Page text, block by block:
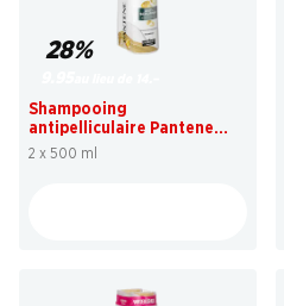
28%
Shampooing
antipelliculaire Pantene
Pro-V
2 x 500 ml